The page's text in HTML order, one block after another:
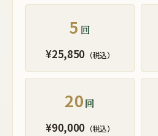
5 回
¥25,850 （税込）
20回
¥90,000 （税込）